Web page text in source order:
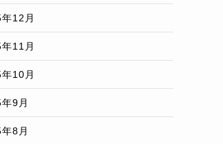
12月
11月
10月
9月
8月